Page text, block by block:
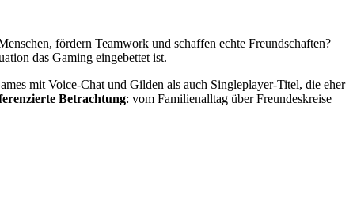
fördern Teamwork und schaffen echte Freundschaften?
das Gaming eingebettet ist.
mit Voice-Chat und Gilden als auch Singleplayer-Titel, die eher
Betrachtung: vom Familienalltag über Freundeskreise